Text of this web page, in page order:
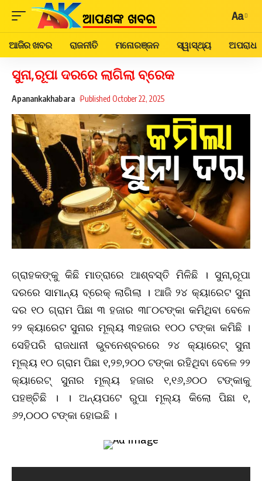
Aa
ଆଜିର ଖବର ରାଜନୀତି ମନୋରଞ୍ଜନ ସ୍ୱାସ୍ଥ୍ୟ ଅପରାଧ
ସୁନା,ରୂପା ଦରରେ ଲାଗିଲା ବ୍ରେକ
Apanankakhabara Published October 22, 2025
ଗ୍ରାହକଙ୍କୁ କିଛି ମାତ୍ରାରେ ଆଶ୍ବସ୍ତି ମିଳିଛି । ସୁନା,ରୂପା
ଦରରେ ସାମାନ୍ୟ ବ୍ରେକ୍‌ ଲାଗିଲା । ଆଜି ୨୪ କ୍ୟାରେଟ ସୁନା
ଦର ୧୦ ଗ୍ରାମ ପିଛା ୩ ହଜାର ୩୮୦ଟଙ୍କା କମିଥିବା ବେଳେ
୨୨ କ୍ୟାରେଟ ସୁନାର ମୂଲ୍ୟ ୩ହଜାର ୧୦୦ ଟଙ୍କା କମିଛି ।
ସେହିପରି ରାଜଧାନୀ ଭୁବନେଶ୍ବରରେ ୨୪ କ୍ୟାରେଟ୍ ସୁନା
ମୂଲ୍ୟ ୧୦ ଗ୍ରାମ ପିଛା ୧,୨୭,୨୦୦ ଟଙ୍କା ରହିଥିବା ବେଳେ ୨୨
କ୍ୟାରେଟ୍ ସୁନାର ମୂଲ୍ୟ ହଜାର ୧,୧୬,୬୦୦ ଟଙ୍କାକୁ
ପହଞ୍ଚିଛି । । ଅନ୍ୟପଟେ ରୁପା ମୂଲ୍ୟ କିଲୋ ପିଛା ୧,
୬୨,୦୦୦ ଟଙ୍କା ହୋଇଛି ।